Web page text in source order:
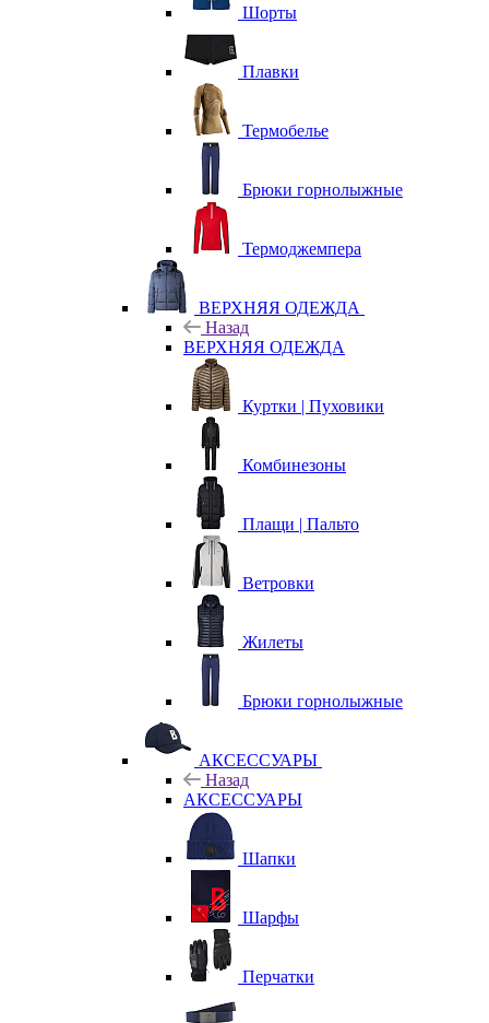
Шорты
Плавки
Термобелье
Брюки горнолыжные
Термоджемпера
ВЕРХНЯЯ ОДЕЖДА
Назад
ВЕРХНЯЯ ОДЕЖДА
Куртки | Пуховики
Комбинезоны
Плащи | Пальто
Ветровки
Жилеты
Брюки горнолыжные
АКСЕССУАРЫ
Назад
АКСЕССУАРЫ
Шапки
Шарфы
Перчатки